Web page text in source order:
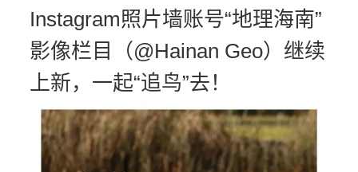
Instagram照片墙账号“地理海南”
影像栏目（@Hainan Geo）继续
上新，一起“追鸟”去！